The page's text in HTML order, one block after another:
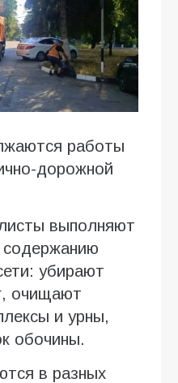
работы
дорожной
выполняют
содержанию
убирают
очищают
и урны,
обочины.
в разных